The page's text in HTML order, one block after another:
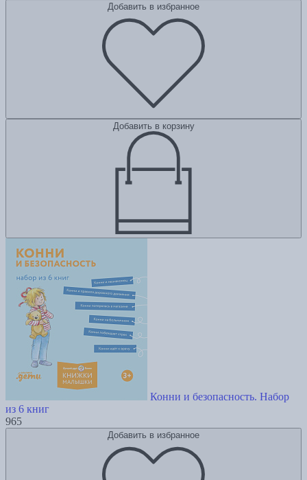
Добавить в избранное
Добавить в корзину
Конни и безопасность. Набор
из 6 книг
965
Добавить в избранное